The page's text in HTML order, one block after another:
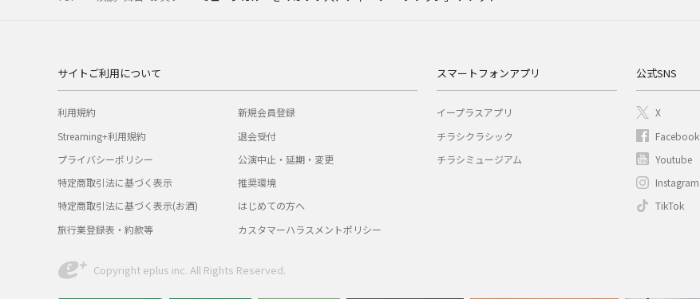
サイトご利用について
利用規約
Streaming+利用規約
プライバシーポリシー
特定商取引法に基づく表示
特定商取引法に基づく表示(お酒)
旅行業登録表・約款等
新規会員登録
退会受付
公演中止・延期・変更
推奨環境
はじめての方へ
カスタマーハラスメントポリシー
スマートフォンアプリ
イープラスアプリ
チラシクラシック
チラシミュージアム
公式SNS
X
Facebook
Youtube
Instagram
TikTok
Copyright eplus inc. All Rights Reserved.